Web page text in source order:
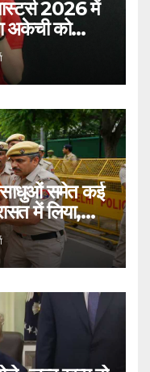
2026 में
अकेची को
साधुओं समेत कई
में लिया,